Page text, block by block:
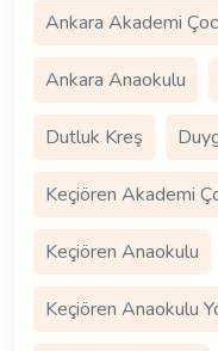
Ankara Akademi
Ankara Anaokulu
Dutluk Kreş
Keçiören Akademi
Keçiören Anaokulu
Keçiören Anaokulu